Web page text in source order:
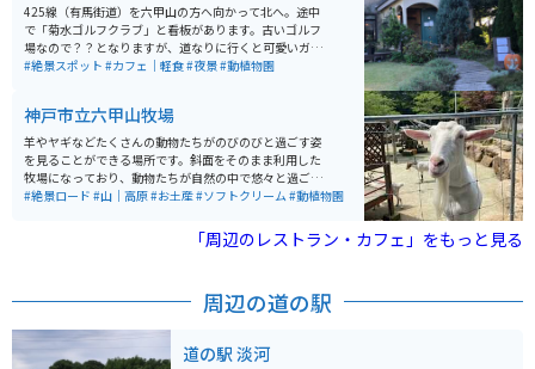
425線（有馬街道）を六甲山の方へ向かって北へ。途中
で「菊水ゴルフクラブ」と看板があります。古いゴルフ
場なので？？となりますが、道なりに行くと可愛いガー
デンレストランが見えてきます。高台にあるので景色が
#絶景スポット #カフェ｜軽食#夜景#動植物園
神戸市立六甲山牧場
羊やヤギなどたくさんの動物たちがのびのびと過ごす姿
を見ることができる場所です。斜面をそのまま利用した
牧場になっており、動物たちが自然の中で悠々と過ごす
姿が見ることができます。 餌やりスポットや写真映えす
来る所もあり、特にソフトクリームが絶品です。 目的地
まではかなり山道で、バイクでのツーリングをする人が
#絶景ロード #山｜高原#お土産#ソフトクリーム #動植物園
「周辺のレストラン・カフェ」をもっと見る
周辺の道の駅
道の駅 淡河